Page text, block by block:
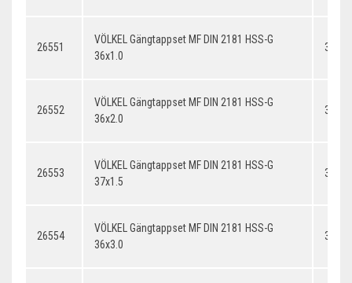
26551
VÖLKEL Gängtappset MF DIN 2181 HSS-G
36x1.0
26552
VÖLKEL Gängtappset MF DIN 2181 HSS-G
36x2.0
26553
VÖLKEL Gängtappset MF DIN 2181 HSS-G
37x1.5
26554
VÖLKEL Gängtappset MF DIN 2181 HSS-G
36x3.0